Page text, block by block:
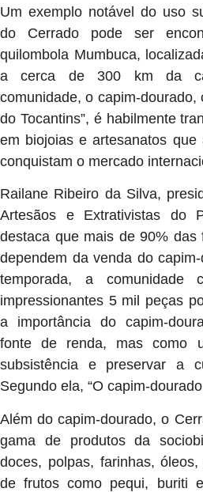
Um exemplo notável do uso
do Cerrado pode ser
quilombola Mumbuca,
a cerca de 300 km da
comunidade, o capim-dourado,
do Tocantins”, é habilmente
em biojoias e artesanatos que
conquistam o mercado
Railane Ribeiro da Silva,
Artesãos e Extrativistas do
destaca que mais de 90% das
dependem da venda do
temporada, a comunidade
impressionantes 5 mil peças
a importância do capim-
fonte de renda, mas como
subsistência e preservar a
Segundo ela, “O capim-
Além do capim-dourado, o
gama de produtos da
doces, polpas, farinhas,
de frutos como pequi, buriti